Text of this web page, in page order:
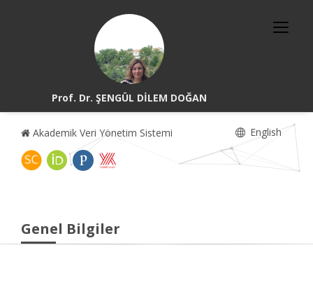
Prof. Dr. ŞENGÜL DİLEM DOĞAN
Akademik Veri Yönetim Sistemi English
Genel Bilgiler